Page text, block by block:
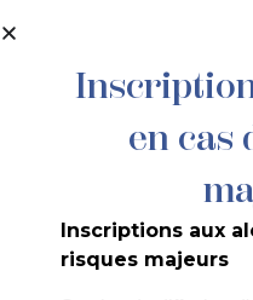
principal
30/26 –
QUILLET » A LA
en cas
Inscriptions aux
risques majeurs